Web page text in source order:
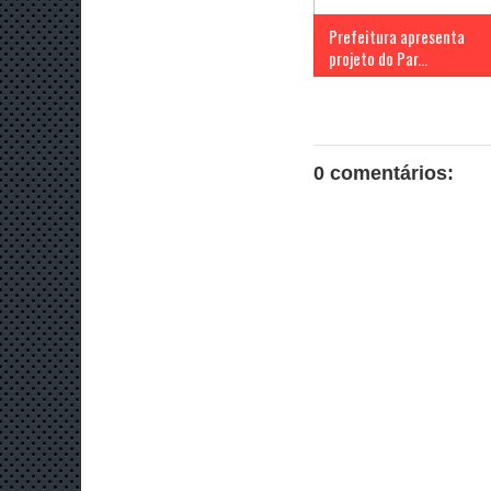
Prefeitura apresenta
projeto do Par...
0 comentários: